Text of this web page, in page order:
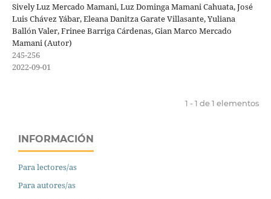
Sively Luz Mercado Mamani, Luz Dominga Mamani Cahuata, José
Luis Chávez Yábar, Eleana Danitza Garate Villasante, Yuliana
Ballón Valer, Frinee Barriga Cárdenas, Gian Marco Mercado
Mamani (Autor)
245-256
2022-09-01
1 - 1 de 1 elementos
INFORMACIÓN
Para lectores/as
Para autores/as